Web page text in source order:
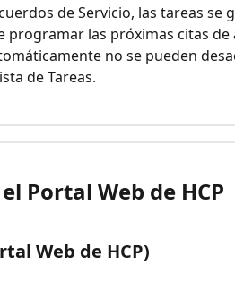
de Servicio, las tareas se
las próximas citas de
no se pueden
de Tareas.
Portal Web de HCP
Web de HCP)